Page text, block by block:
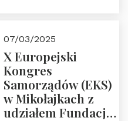
07/03/2025
X Europejski
Kongres
Samorządów (EKS)
w Mikołajkach z
udziałem Fundacji